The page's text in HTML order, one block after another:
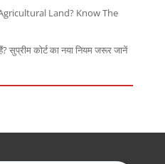
Land? Know The
सुप्रीम कोर्ट का नया नियम जरूर जानें